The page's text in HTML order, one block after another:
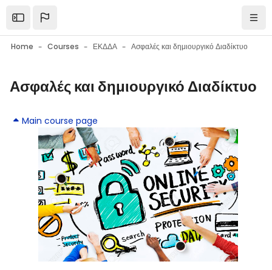
Open the sidebar
Home Courses ΕΚΔΔΑ Ασφαλές και δημιουργικό Διαδίκτυο
Blocks
Ασφαλές και δημιουργικό Διαδίκτυο
Blocks
Main course page